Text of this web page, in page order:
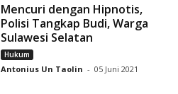
Mencuri dengan Hipnotis,
Polisi Tangkap Budi, Warga
Sulawesi Selatan
Hukum
Antonius Un Taolin - 05 Juni 2021